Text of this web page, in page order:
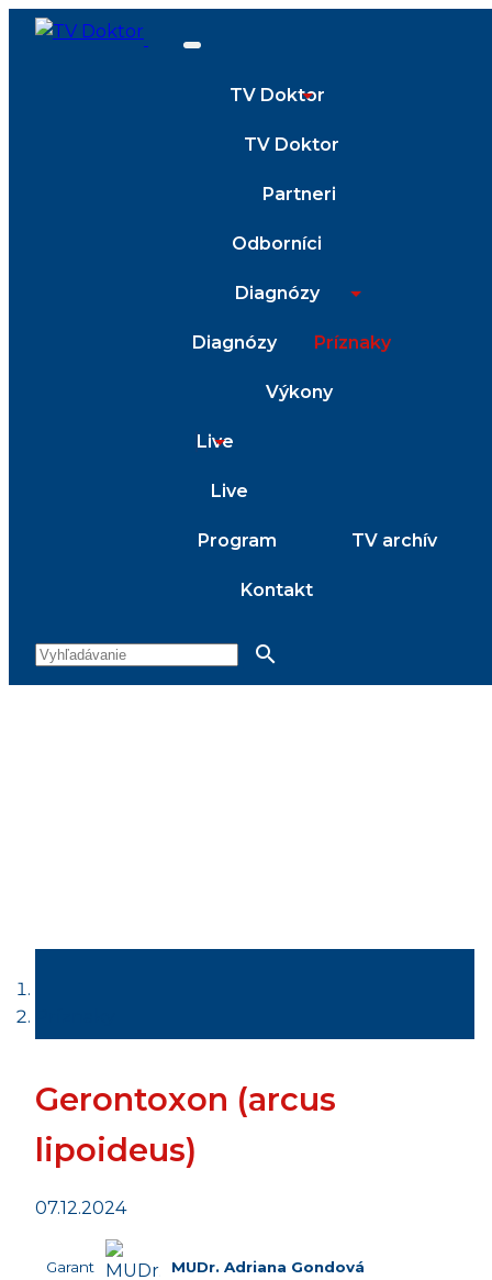
TV Doktor
TV Doktor
Partneri
Odborníci
Diagnózy
Diagnózy Príznaky
Výkony
Live
Live
Program TV archív
Kontakt
search
Gerontoxon (arcus
lipoideus)
07.12.2024
Garant MUDr. Adriana Gondová